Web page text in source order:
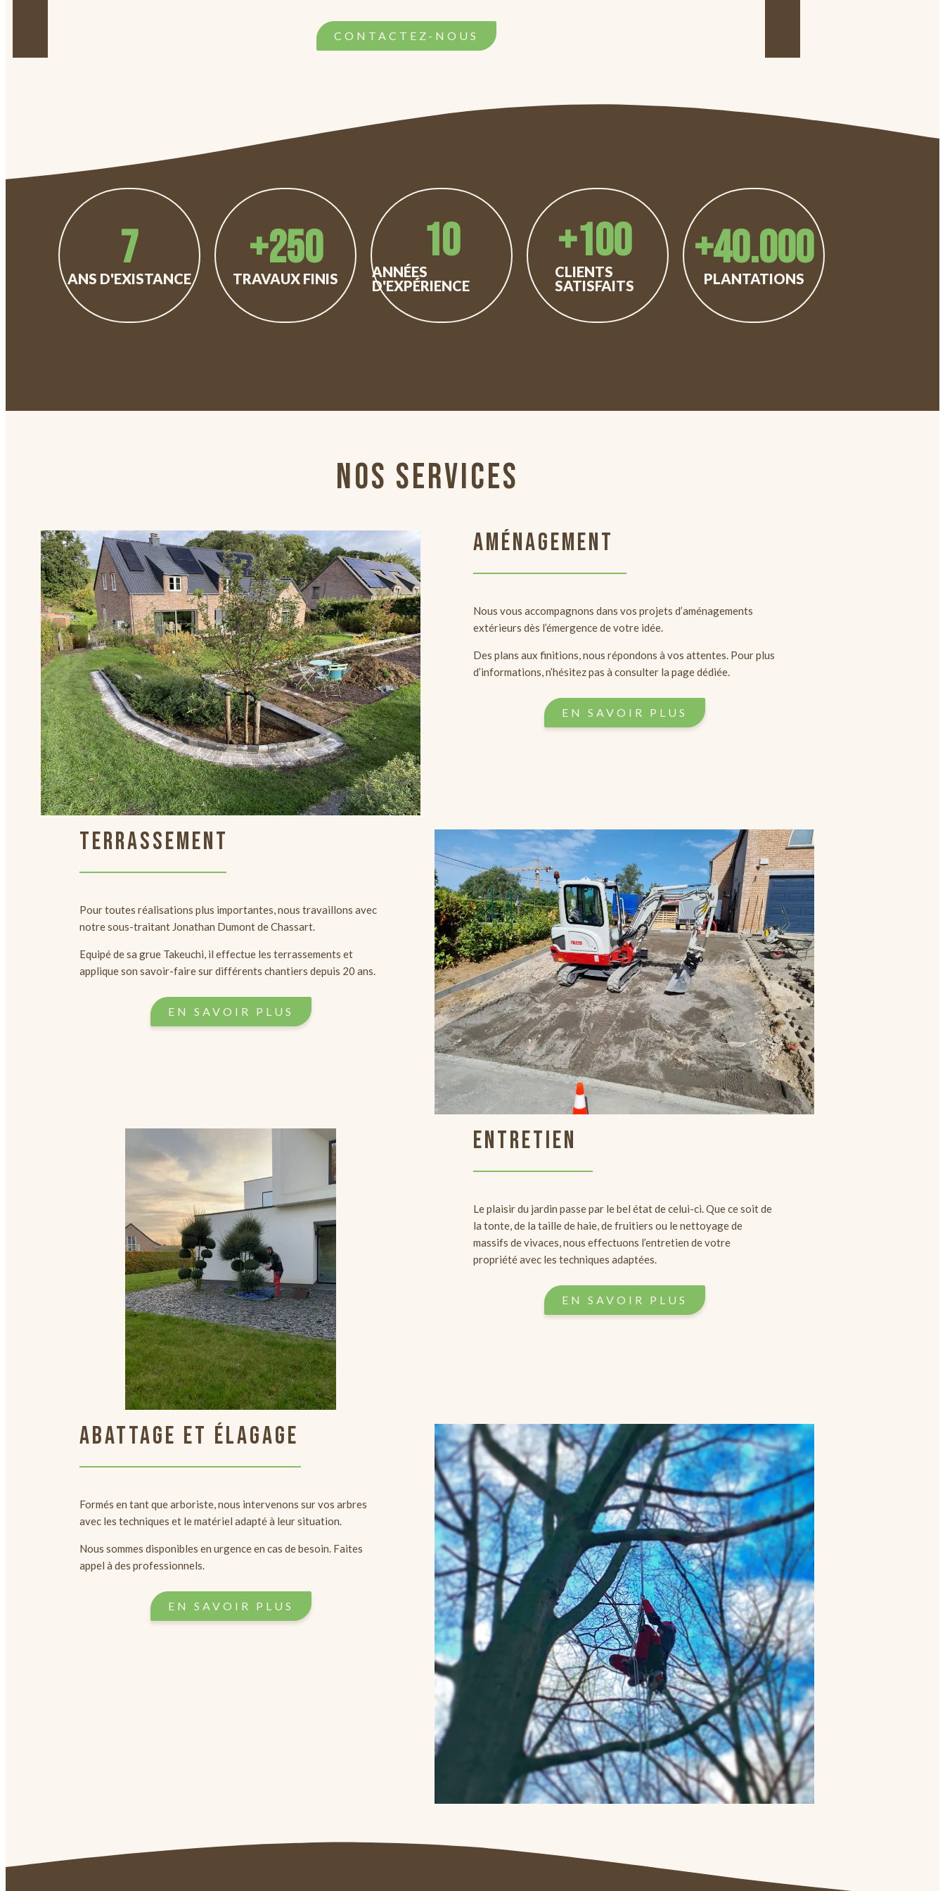
CONTACTEZ-NOUS
ANS D'EXISTANCE
7
TRAVAUX FINIS
+250
ANNÉES
D'EXPÉRIENCE
10
CLIENTS
SATISFAITS
+100
PLANTATIONS
+40.000
NOS SERVICES
AMÉNAGEMENT
Nous vous accompagnons dans vos projets d’aménagements
extérieurs dès l’émergence de votre idée.
Des plans aux finitions, nous répondons à vos attentes. Pour plus
d’informations, n’hésitez pas à consulter la page dédiée.
EN SAVOIR PLUS​
TERRASSEMENT
Pour toutes réalisations plus importantes, nous travaillons avec
notre sous-traitant Jonathan Dumont de Chassart.
Equipé de sa grue Takeuchi, il effectue les terrassements et
applique son savoir-faire sur différents chantiers depuis 20 ans.
EN SAVOIR PLUS​
ENTRETIEN
Le plaisir du jardin passe par le bel état de celui-ci. Que ce soit de
la tonte, de la taille de haie, de fruitiers ou le nettoyage de
massifs de vivaces, nous effectuons l’entretien de votre
propriété avec les techniques adaptées.
EN SAVOIR PLUS​
ABATTAGE ET ÉLAGAGE
Formés en tant que arboriste, nous intervenons sur vos arbres
avec les techniques et le matériel adapté à leur situation.
Nous sommes disponibles en urgence en cas de besoin. Faites
appel à des professionnels.
EN SAVOIR PLUS​